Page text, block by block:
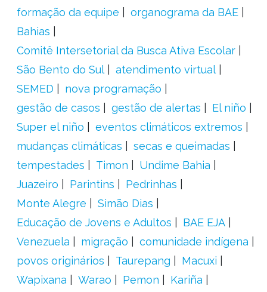
formação da equipe
organograma da BAE
Bahias
Comitê Intersetorial da Busca Ativa Escolar
São Bento do Sul
atendimento virtual
SEMED
nova programação
gestão de casos
gestão de alertas
El niño
Super el niño
eventos climáticos extremos
mudanças climáticas
secas e queimadas
tempestades
Timon
Undime Bahia
Juazeiro
Parintins
Pedrinhas
Monte Alegre
Simão Dias
Educação de Jovens e Adultos
BAE EJA
Venezuela
migração
comunidade indígena
povos originários
Taurepang
Macuxi
Wapixana
Warao Pemon
Kariña